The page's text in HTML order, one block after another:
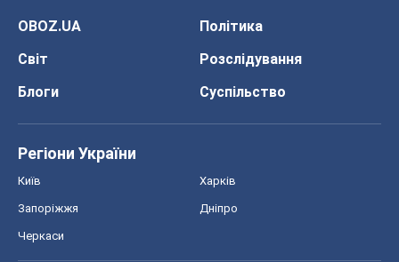
OBOZ.UA
Політика
Світ
Розслідування
Блоги
Суспільство
Регіони України
Київ Харків
Запоріжжя Дніпро
Черкаси